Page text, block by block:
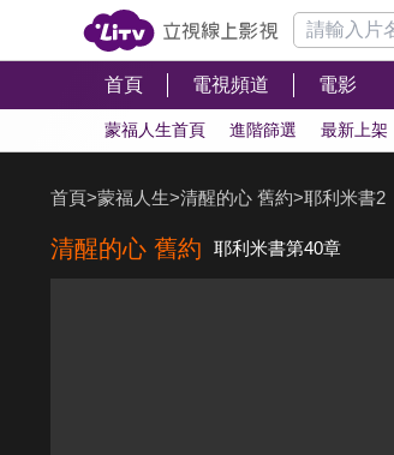
首頁 電視頻道 電影
蒙福人生首頁 進階篩選 最新上架
首頁>蒙福人生>清醒的心 舊約>耶利米書2
清醒的心 舊約 耶利米書第40章